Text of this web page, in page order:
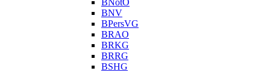
BNV
BPersVG
BRAO
BRKG
BRRG
BSHG